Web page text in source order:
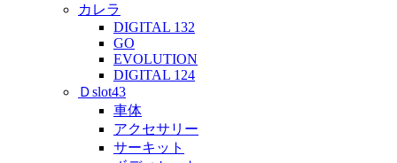
カレラ
DIGITAL 132
GO
EVOLUTION
DIGITAL 124
Ｄslot43
車体
アクセサリー
サーキット